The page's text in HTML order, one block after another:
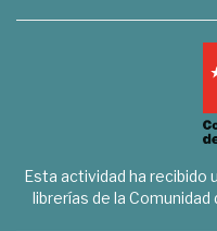
Esta actividad ha recibido
librerías de la